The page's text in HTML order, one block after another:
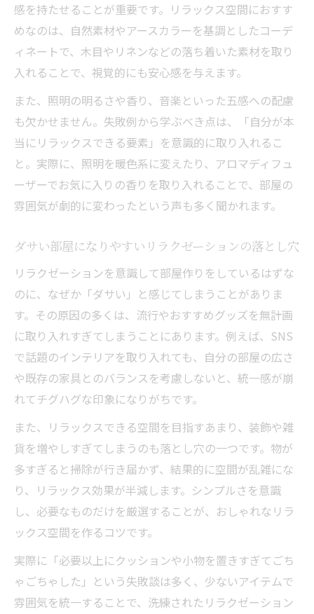
感を持たせることが重要です。リラックス空間におすす
めなのは、自然素材やアースカラーを基調としたコーデ
ィネートで、木目やリネンなどの落ち着いた素材を取り
入れることで、視覚的にも安心感を与えます。
また、照明の明るさや香り、音楽といった五感への配慮
も欠かせません。失敗例から学ぶべき点は、「自分が本
当にリラックスできる要素」を意識的に取り入れるこ
と。実際に、照明を暖色系に変えたり、アロマディフュ
ーザーでお気に入りの香りを取り入れることで、部屋の
雰囲気が劇的に変わったという声も多く聞かれます。
ダサい部屋になりやすいリラクゼーションの落とし穴
リラクゼーションを意識して部屋作りをしているはずな
のに、なぜか「ダサい」と感じてしまうことがありま
す。その原因の多くは、流行やおすすめグッズを無計画
に取り入れすぎてしまうことにあります。例えば、SNS
で話題のインテリアを取り入れても、自分の部屋の広さ
や既存の家具とのバランスを考慮しないと、統一感が崩
れてチグハグな印象になりがちです。
また、リラックスできる空間を目指すあまり、装飾や雑
貨を増やしすぎてしまうのも落とし穴の一つです。物が
多すぎると掃除が行き届かず、結果的に空間が乱雑にな
り、リラックス効果が半減します。シンプルさを意識
し、必要なものだけを厳選することが、おしゃれなリラ
ックス空間を作るコツです。
実際に「必要以上にクッションや小物を置きすぎてごち
ゃごちゃした」という失敗談は多く、少ないアイテムで
雰囲気を統一することで、洗練されたリラクゼーション